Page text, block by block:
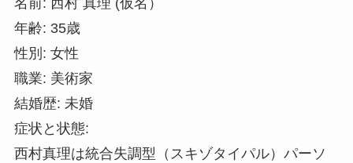
名前: 西村 真理 (仮名）
年齢: 35歳
性別: 女性
職業: 美術家
結婚歴: 未婚
症状と状態:
西村真理は統合失調型（スキゾタイパル）パーソ